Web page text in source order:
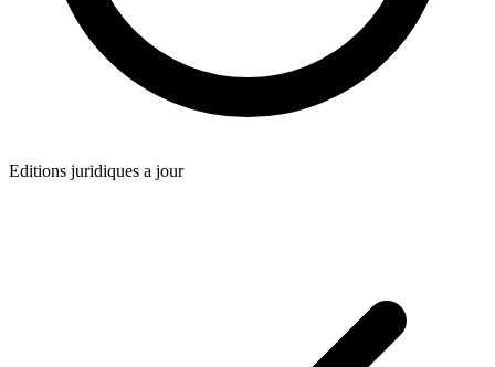
Editions juridiques a jour